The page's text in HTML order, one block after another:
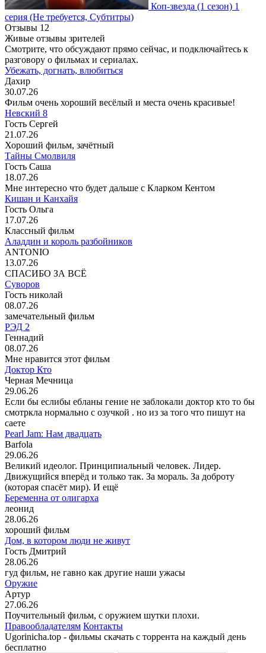
Коп-звезда (1 сезон) 1
серия (Не требуется, Субтитры)
Отзывы 12
Живые отзывы зрителей
Смотрите, что обсуждают прямо сейчас, и подключайтесь к
разговору о фильмах и сериалах.
Убежать, догнать, влюбиться
Дахир
30.07.26
Фильм очень хороший весёлый и места очень красивые!
Невский 8
Гость Сергей
21.07.26
Хороший фильм, зачётный
Тайны Смолвиля
Гость Саша
18.07.26
Мне интересно что будет дальше с Кларком Кентом
Кишан и Канхайя
Гость Ольга
17.07.26
Классный фильм
Аладдин и король разбойников
ANTONIO
13.07.26
СПАСИБО ЗА ВСЁ
Суворов
Гость николай
08.07.26
замечательный фильм
РЭД 2
Геннадий
08.07.26
Мне нравится этот фильм
Доктор Кто
Черная Мечница
29.06.26
Если бы еслибы ебланы гение не заблокали доктор кто то бы
смотркла нормально с озучкой . но из за того что пишут на
саете
Pearl Jam: Нам двадцать
Barfola
29.06.26
Великий идеолог. Принципиальный человек. Лидер.
Движущийся вперёд и только так. За мораль. За доброту
(которая спасёт мир). И ещё
Беременна от олигарха
леонид
28.06.26
хороший фильм
Дом, в котором люди не живут
Гость Дмитрий
28.06.26
гуд фильм, не гавно как другие наши ужасы
Оружие
Артур
27.06.26
Поучительный фильм, с оружием шутки плохи.
Правообладателям Контакты
Ugorinicha.top - фильмы скачать с торрента на каждый день
бесплатно